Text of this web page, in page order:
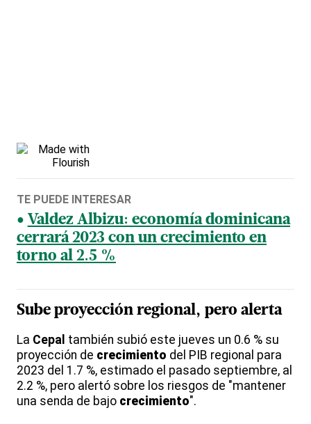
TE PUEDE INTERESAR
Valdez Albizu: economía dominicana
cerrará 2023 con un crecimiento en
torno al 2.5 %
Sube proyección regional, pero alerta
La Cepal también subió este jueves un 0.6 % su
proyección de crecimiento del PIB regional para
2023 del 1.7 %, estimado el pasado septiembre, al
2.2 %, pero alertó sobre los riesgos de "mantener
una senda de bajo crecimiento".